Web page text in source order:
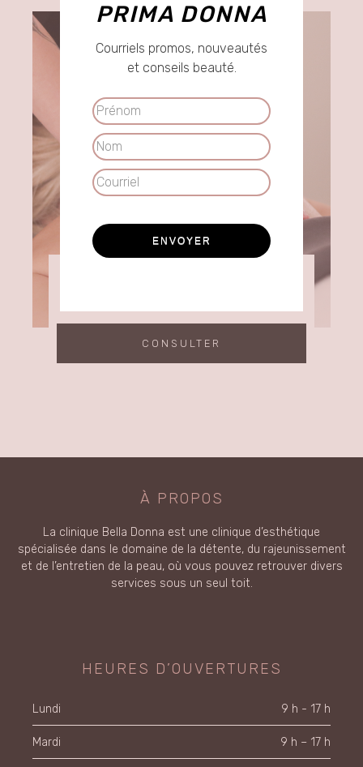
CONSULTER
À PROPOS
La clinique Bella Donna est une clinique d’esthétique
spécialisée dans le domaine de la détente, du rajeunissement
et de l’entretien de la peau, où vous pouvez retrouver divers
services sous un seul toit.
HEURES D’OUVERTURES
Lundi 9 h - 17 h
Mardi 9 h – 17 h
PRIMA DONNA
Courriels promos, nouveautés
et conseils beauté.
Prénom
Nom
Courriel